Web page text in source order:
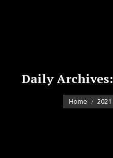
Daily Archives:
You are here:
Home 2021